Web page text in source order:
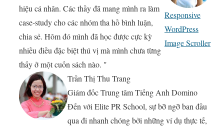
hiệu cá nhân. Các thầy đã mang mình ra làm
case-study cho các nhóm tha hồ bình luận,
chia sẻ. Hôm đó mình đã học được cực kỳ
nhiều điều đặc biệt thú vị mà mình chưa từng
thấy ở một cuốn sách nào. "
Trần Thị Thu Trang
Giám đốc Trung tâm Tiếng Anh Domino
Đến với Elite PR School, sự bỡ ngỡ ban đầu
qua đi nhanh chóng bởi những ví dụ thực tế,
Responsive
WordPress
Image Scroller